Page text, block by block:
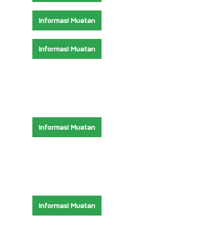
Informasi Muatan
Informasi Muatan
Informasi Muatan
Informasi Muatan